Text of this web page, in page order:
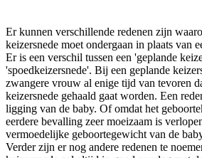
Er kunnen verschillende redenen zijn
keizersnede moet ondergaan in plaats van
Er is een verschil tussen een 'geplande
'spoedkeizersnede'. Bij een geplande
zwangere vrouw al enige tijd van tevoren
keizersnede gehaald gaat worden. Een
ligging van de baby. Of omdat het
eerdere bevalling zeer moeizaam is
vermoedelijke geboortegewicht van de
Verder zijn er nog andere redenen te